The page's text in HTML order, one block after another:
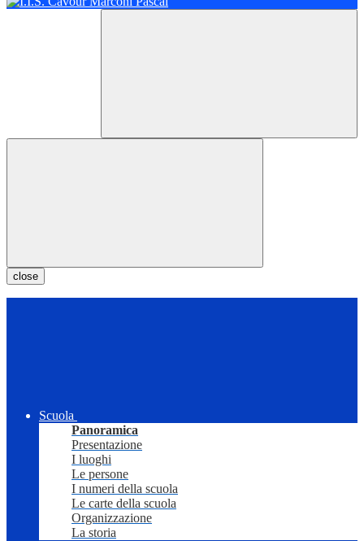
close
Scuola
Panoramica
Presentazione
I luoghi
Le persone
I numeri della scuola
Le carte della scuola
Organizzazione
La storia